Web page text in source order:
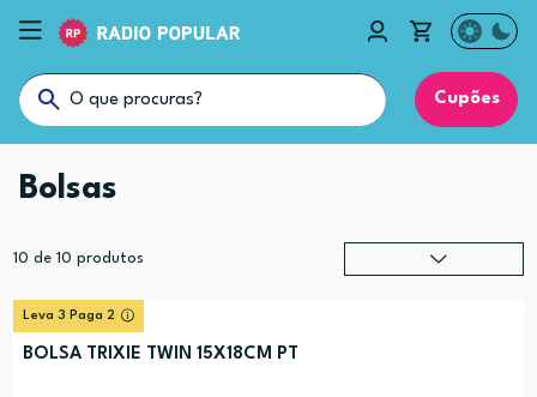
Cupões
Bolsas
10 de 10 produtos
Leva 3 Paga 2
BOLSA TRIXIE TWIN 15X18CM PT